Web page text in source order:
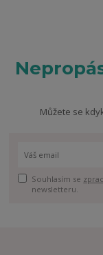
Můžete se
Souhlasím se
newsletteru.